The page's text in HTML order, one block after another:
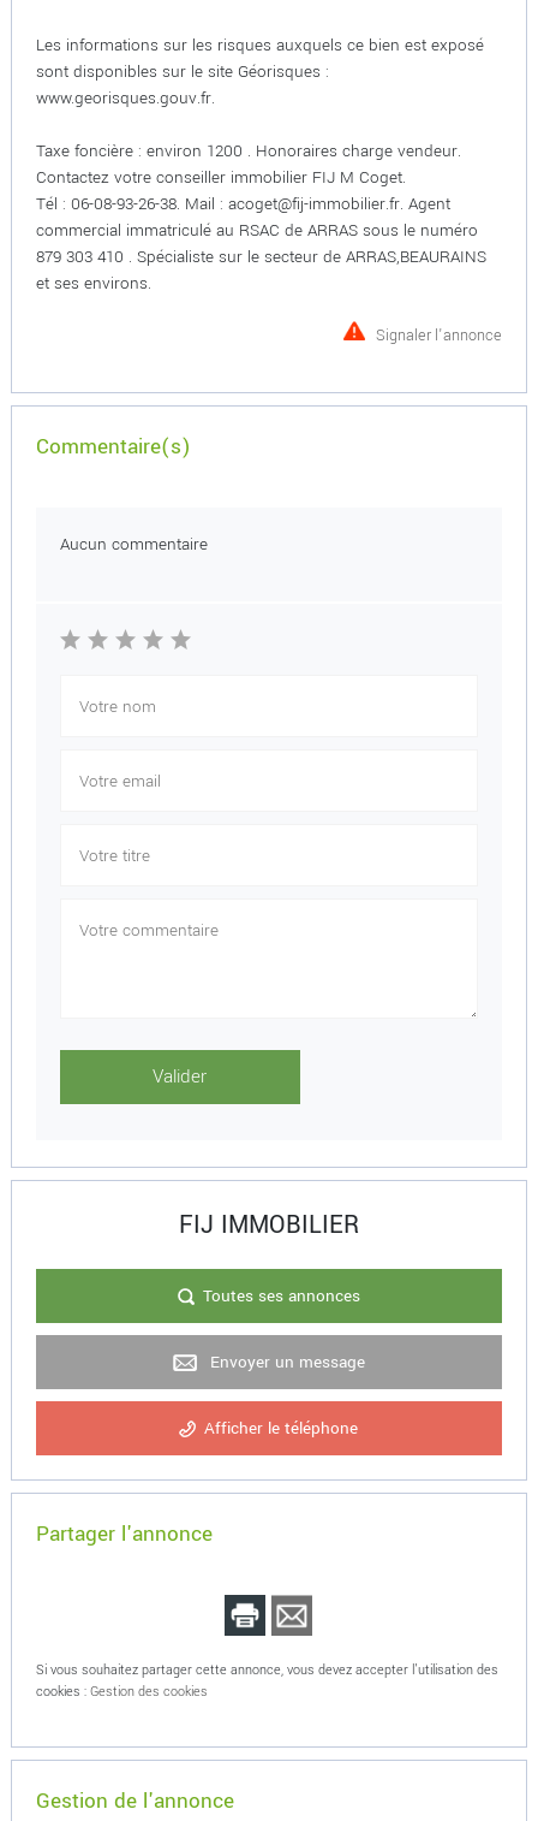
Les informations sur les risques auxquels ce bien est exposé
sont disponibles sur le site Géorisques :
www.georisques.gouv.fr.
Taxe foncière : environ 1200 . Honoraires charge vendeur.
Contactez votre conseiller immobilier FIJ M Coget.
Tél : 06-08-93-26-38. Mail : acoget@fij-immobilier.fr. Agent
commercial immatriculé au RSAC de ARRAS sous le numéro
879 303 410 . Spécialiste sur le secteur de ARRAS,BEAURAINS
et ses environs.
Signaler l'annonce
Commentaire(s)
Aucun commentaire
FIJ IMMOBILIER
Toutes ses annonces
Envoyer un message
Afficher le téléphone
Partager l'annonce
Si vous souhaitez partager cette annonce, vous devez accepter l'utilisation des
cookies : Gestion des cookies
Gestion de l'annonce